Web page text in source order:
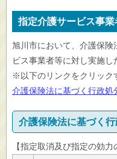
指定介護サービス事
旭川市において、介護保
ビス事業者等に対し実施し
※以下のリンクをクリック
介護保険法に基づく行政処
介護保険法に基づく
【指定取消及び指定の効力